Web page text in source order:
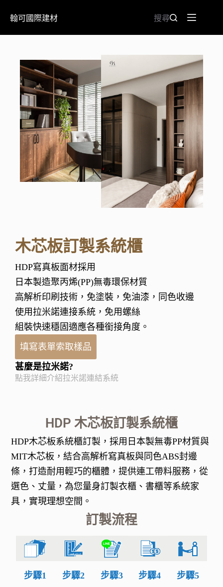
翰可國際建材 搜尋
木芯板訂製系統櫃
HDP寫真板面材採用
日本製造聚丙烯(PP)無毒環保材質
高解析印刷技術，免塗裝，免油漆，同色收邊
使用拉米諾連接系統，免用螺絲
組裝快速穩固適應各種銜接角度。
填寫表單索取樣品
甚麼是拉米諾?
點我詳細介紹拉米諾連結系統
HDP 木芯板訂製系統櫃
HDP木芯板系統櫃訂製，採用日本製無毒PP材質與
MIT木芯板，結合高解析寫真板與同色ABS封邊
條，打造耐用輕巧的櫃體，提供連工帶料服務，從
選色、丈量，為您量身訂製衣櫃、書櫃等系統家
具，實現理想空間。
訂製流程
步驟1
步驟2
步驟3
步驟4
步驟5